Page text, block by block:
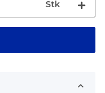
Stk